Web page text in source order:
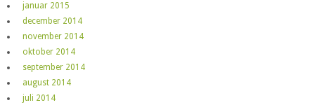
januar 2015
december 2014
november 2014
oktober 2014
september 2014
august 2014
juli 2014